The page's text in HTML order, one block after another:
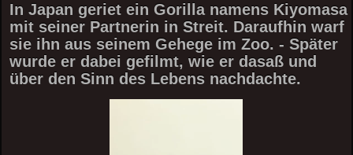
In Japan geriet ein Gorilla namens Kiyomasa
mit seiner Partnerin in Streit. Daraufhin warf
sie ihn aus seinem Gehege im Zoo. - Später
wurde er dabei gefilmt, wie er dasaß und
über den Sinn des Lebens nachdachte.